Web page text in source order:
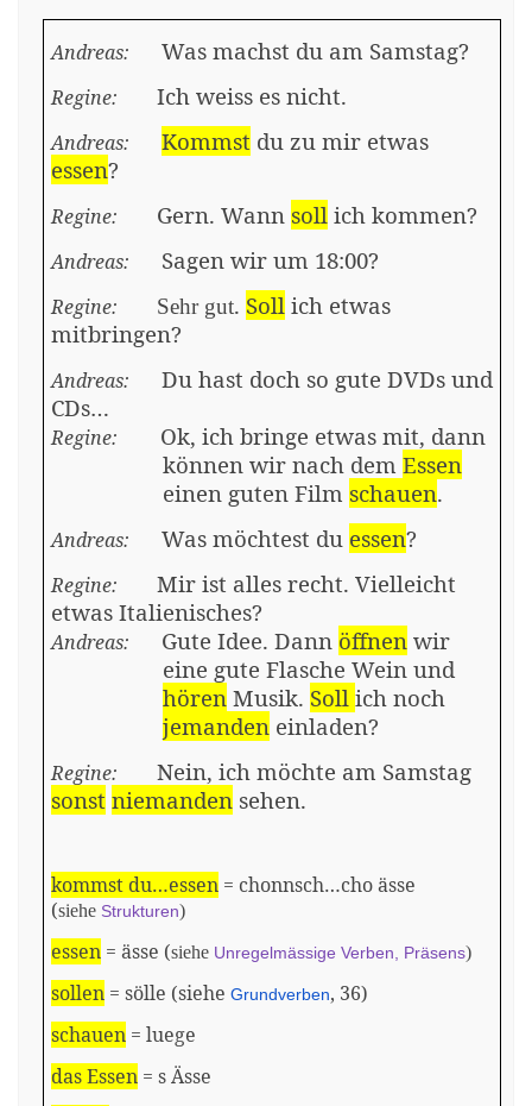
Andreas: Was machst du am Samstag?
Regine: Ich weisses nicht.
Andreas: Kommst du zu mir etwas
essen?
Regine: Gern. Wann sollichkommen?
Andreas: Sagen wir um 18:00?
Regine: Sehr gut. Sollichetwas
mitbringen?
Andreas:
Du hast doch so gute DVDs und
CDs…
Regine:
Ok, ich bringe etwas mit, dann
können wir nach dem Essen
einen guten Film schauen.
Andreas: Was möchtest du essen?
Regine:
Mir ist alles recht. Vielleicht
etwas Italienisches?
Andreas: Gute Idee. Dann öffnenwir
eine gute Flasche Wein und
hören Musik. Sollich noch
jemanden einladen?
Regine:
Nein, ich möchte am Samstag
sonst niemandensehen.
kommst du…essen = chonnsch…cho ässe
(siehe Strukturen)
essen= ässe (siehe Unregelmässige Verben, Präsens)
sollen= sölle (siehe Grundverben, 36)
schauen= luege
das Essen= s Ässe